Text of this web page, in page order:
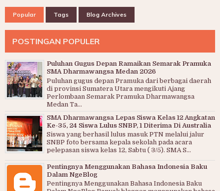
Popular Tags Blog Archives
POSTINGAN POPULER
Puluhan Gugus Depan Ramaikan Semarak Pramuka
SMA Dharmawangsa Medan 2026
Puluhan gugus depan Pramuka dari berbagai daerah
di provinsi Sumatera Utara mengikuti Ajang
Perlombaan Semarak Pramuka Dharmawangsa
Medan Ta...
SMA Dharmawangsa Lepas Siswa Kelas 12 Angkatan
Ke-35, 24 Siswa Lulus SNBP, 1 Diterima Di Australia
Siswa yang berhasil lulus masuk PTN melalui jalur
SNBP foto bersama kepala sekolah pada acara
pelepasan siswa kelas 12, Sabtu ( 3/5). SMA S...
Pentingnya Menggunakan Bahasa Indonesia Baku
Dalam NgeBlog
Pentingnya Menggunakan Bahasa Indonesia Baku